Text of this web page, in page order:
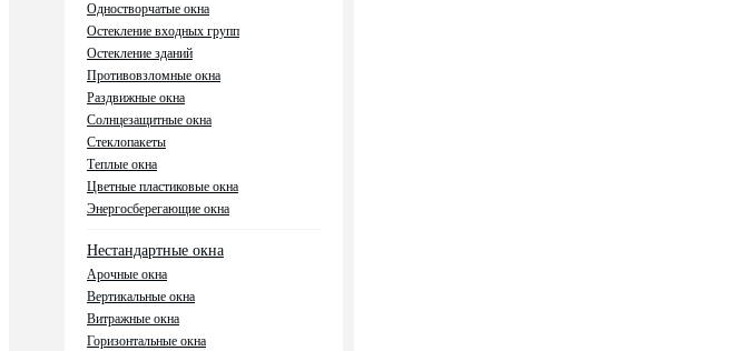
Одностворчатые окна
Остекление входных групп
Остекление зданий
Противовзломные окна
Раздвижные окна
Солнцезащитные окна
Стеклопакеты
Теплые окна
Цветные пластиковые окна
Энергосберегающие окна
Нестандартные окна
Арочные окна
Вертикальные окна
Витражные окна
Горизонтальные окна